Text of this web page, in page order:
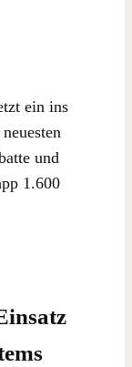
ein ins
und
1.600